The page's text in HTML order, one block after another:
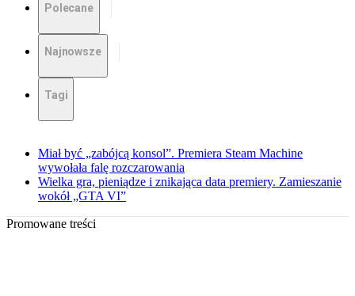
Polecane
Najnowsze
Tagi
Miał być „zabójcą konsol”. Premiera Steam Machine
wywołała falę rozczarowania
Wielka gra, pieniądze i znikająca data premiery. Zamieszanie
wokół „GTA VI”
Promowane treści